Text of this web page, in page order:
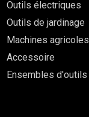
Outils électriques
Outils de jardinage
Machines agricoles
Accessoire
Ensembles d'outils